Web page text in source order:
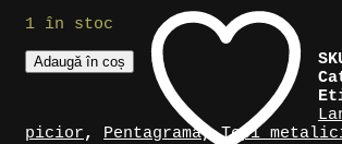
1 în stoc
Cantitate
Lanțuri
cu
Adaugă în coș
picior, Pentagramă,Țepi